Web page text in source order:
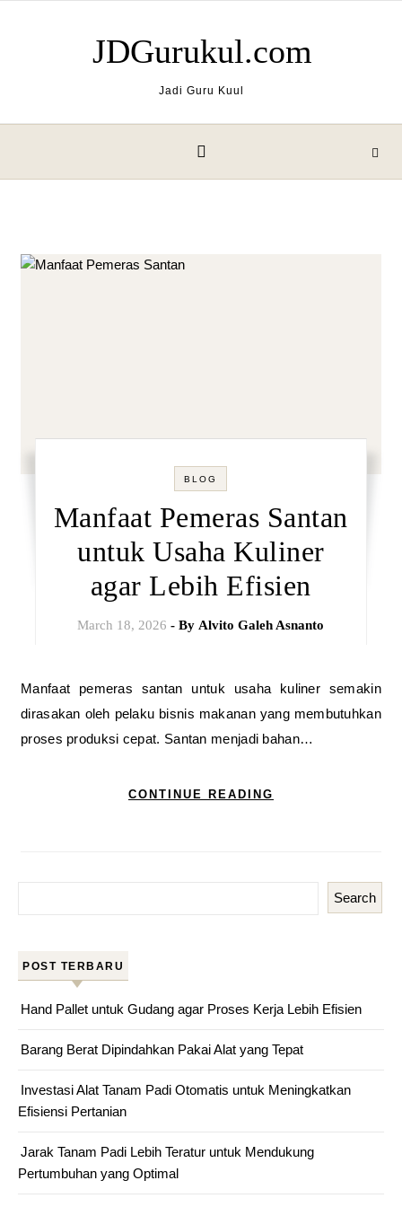
JDGurukul.com
Jadi Guru Kuul
BLOG
Manfaat Pemeras Santan
untuk Usaha Kuliner
agar Lebih Efisien
March 18, 2026 - By Alvito Galeh Asnanto
Manfaat pemeras santan untuk usaha kuliner semakin
dirasakan oleh pelaku bisnis makanan yang membutuhkan
proses produksi cepat. Santan menjadi bahan…
CONTINUE READING
Search
POST TERBARU
Hand Pallet untuk Gudang agar Proses Kerja Lebih Efisien
Barang Berat Dipindahkan Pakai Alat yang Tepat
Investasi Alat Tanam Padi Otomatis untuk Meningkatkan
Efisiensi Pertanian
Jarak Tanam Padi Lebih Teratur untuk Mendukung
Pertumbuhan yang Optimal